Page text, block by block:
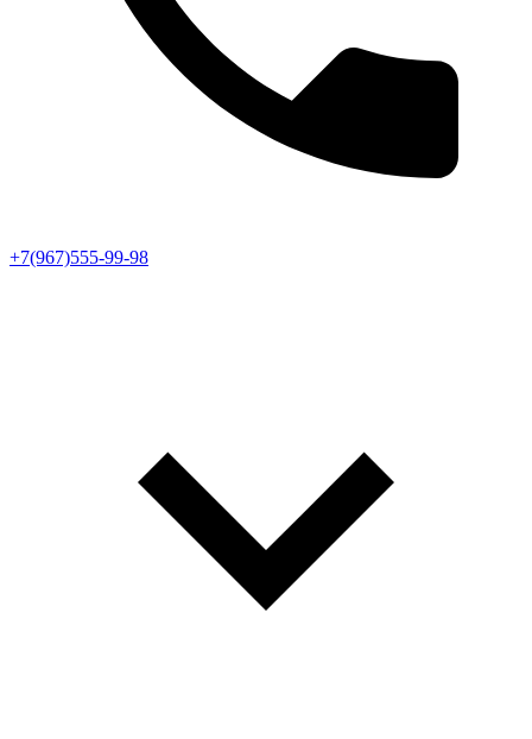
+7(967)555-99-98